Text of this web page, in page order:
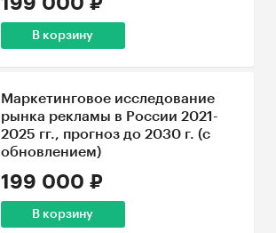
В корзину
Маркетинговое исследование
рынка рекламы в России 2021-
2025 гг., прогноз до 2030 г. (с
обновлением)
199 000 ₽
В корзину